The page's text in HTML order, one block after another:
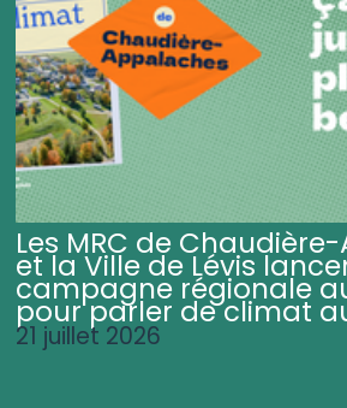
Les MRC de
et la Ville de Lévis
campagne régionale
pour parler de climat
21 juillet 2026